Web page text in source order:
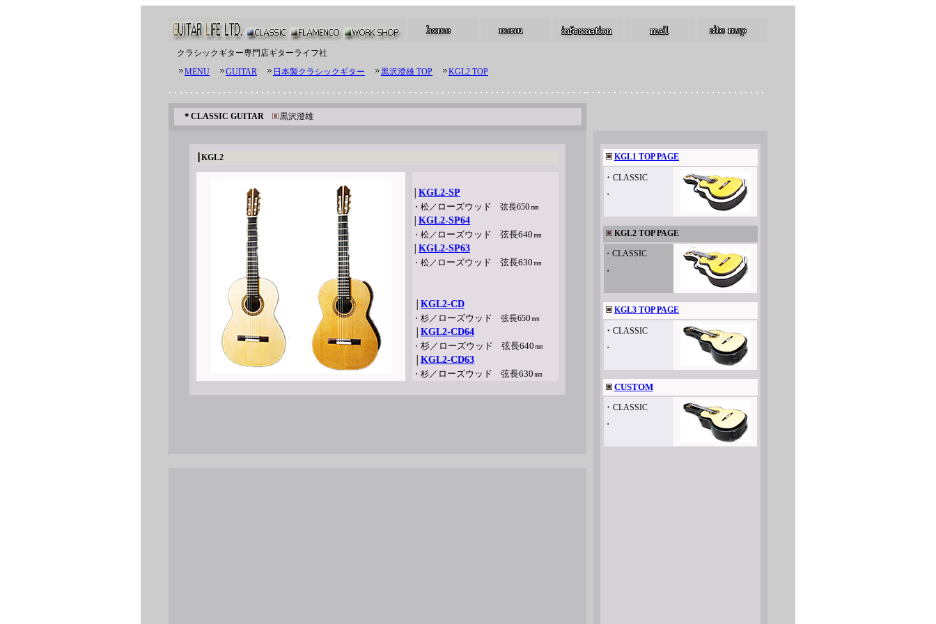
クラシックギター専門店ギターライフ社
MENU
GUITAR 日本製クラシックギター 黒沢澄雄 TOP KGL2 TOP
＊ CLASSIC GUITAR 黒沢澄雄
KGL2
KGL2-SP
・ 松／ ローズウッド 弦長650 ㎜
KGL2-SP64
・ 松／ ローズウッド 弦長640 ㎜
KGL2-SP63
・ 松／ ローズウッド 弦長630 ㎜
KGL2-CD
・杉／ ローズウッド 弦長650 ㎜
KGL2-CD64
・ 杉／ ローズウッド 弦長640 ㎜
KGL2-CD63
・杉／ ローズウッド 弦長630 ㎜
KGL1 TOP PAGE
・ CLASSIC
・
KGL2 TOP PAGE
・CLASSIC
・
KGL3 TOP PAGE
・ CLASSIC
・
CUSTOM
・ CLASSIC
・